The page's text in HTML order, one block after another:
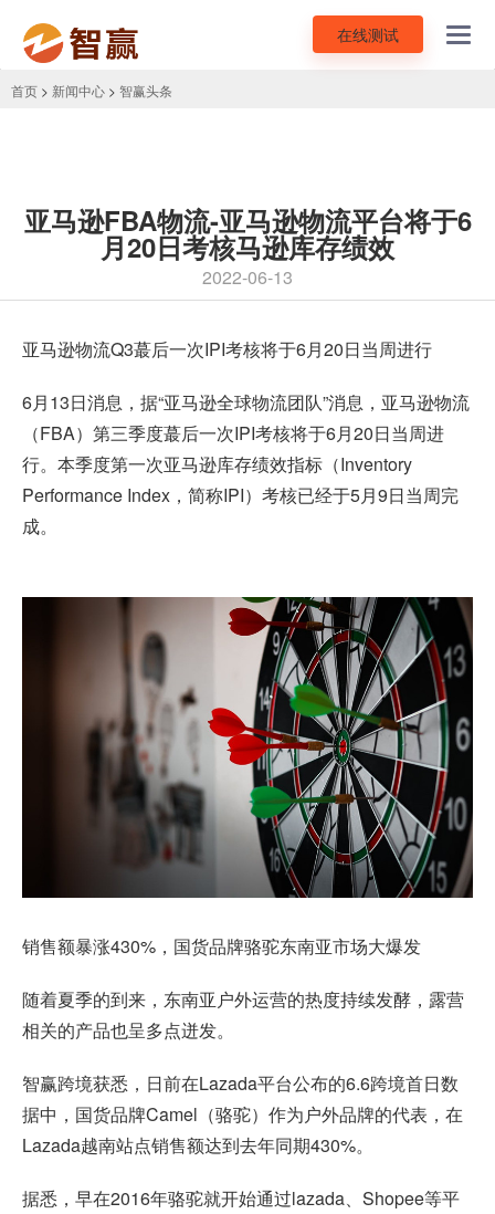
在线测试
首页 > 新闻中心 > 智赢头条
亚马逊FBA物流-亚马逊物流平台将于6
月20日考核马逊库存绩效
2022-06-13
亚马逊物流Q3蕞后一次IPI考核将于6月20日当周进行
6月13日消息，据“亚马逊全球物流团队”消息，亚马逊物流
（FBA）第三季度蕞后一次IPI考核将于6月20日当周进
行。本季度第一次亚马逊库存绩效指标（Inventory
Performance Index，简称IPI）考核已经于5月9日当周完
成。
销售额暴涨430%，国货品牌骆驼东南亚市场大爆发
随着夏季的到来，东南亚户外运营的热度持续发酵，露营
相关的产品也呈多点迸发。
智赢跨境获悉，日前在Lazada平台公布的6.6跨境首日数
据中，国货品牌Camel（骆驼）作为户外品牌的代表，在
Lazada越南站点销售额达到去年同期430%。
据悉，早在2016年骆驼就开始通过lazada、Shopee等平